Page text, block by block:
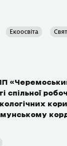
Екоосвіта
спільної